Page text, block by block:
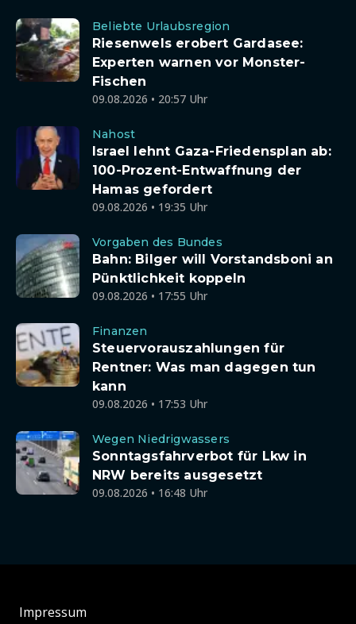
Beliebte Urlaubsregion
Riesenwels erobert Gardasee:
Experten warnen vor Monster-
Fischen
09.08.2026 • 20:57 Uhr
Nahost
Israel lehnt Gaza-Friedensplan ab:
100-Prozent-Entwaffnung der
Hamas gefordert
09.08.2026 • 19:35 Uhr
Vorgaben des Bundes
Bahn: Bilger will Vorstandsboni an
Pünktlichkeit koppeln
09.08.2026 • 17:55 Uhr
Finanzen
Steuervorauszahlungen für
Rentner: Was man dagegen tun
kann
09.08.2026 • 17:53 Uhr
Wegen Niedrigwassers
Sonntagsfahrverbot für Lkw in
NRW bereits ausgesetzt
09.08.2026 • 16:48 Uhr
Impressum